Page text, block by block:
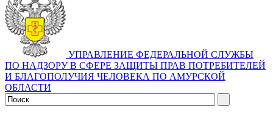
УПРАВЛЕНИЕ ФЕДЕРАЛЬНОЙ СЛУЖБЫ
ПО НАДЗОРУ В СФЕРЕ ЗАЩИТЫ ПРАВ ПОТРЕБИТЕЛЕЙ
И БЛАГОПОЛУЧИЯ ЧЕЛОВЕКА ПО АМУРСКОЙ
ОБЛАСТИ